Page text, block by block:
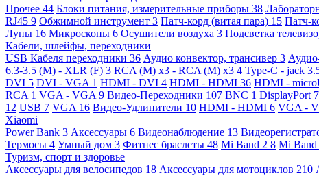
Прочее 44 Блоки питания, измерительные приборы 38
RJ45 9 Обжимной инструмент 3 Патч-корд (витая пара) 15 Патч-
Лупы 16 Микроскопы 6 Осушители воздуха 3 Подсветка
Кабели, шлейфы, переходники
USB Кабеля переходники 36 Аудио конвектор, трансивер 3
6.3-3.5 (M) - XLR (F) 3 RCA (M) x3 - RCA (M) x3 4 Type-C - jack
DVI 5 DVI - VGA 1 HDMI - DVI 4 HDMI - HDMI 36 HDMI -
RCA 1 VGA - VGA 9 Видео-Переходники 107 BNC 1 DisplayPort 7
12 USB 7 VGA 16 Видео-Удлинители 10 HDMI - HDMI 6 VGA -
Xiaomi
Power Bank 3 Аксессуары 6 Видеонаблюдение 13
Термосы 4 Умный дом 3 Фитнес браслеты 48 Mi Band 2 8 Mi Band
Туризм, спорт и здоровье
Аксессуары для велосипедов 18 Аксессуары для мотоциклов 210